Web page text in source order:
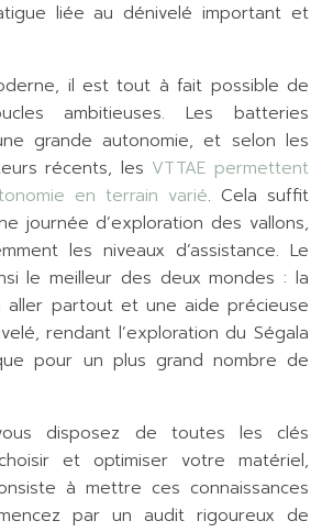
liée au dénivelé important et
il est tout à fait possible de
ambitieuses. Les batteries
grande autonomie, et selon les
récents, les VTTAE permettent
en terrain varié. Cela suffit
journée d’exploration des vallons,
les niveaux d’assistance. Le
le meilleur des deux mondes : la
aller partout et une aide précieuse
rendant l’exploration du Ségala
pour un plus grand nombre de
disposez de toutes les clés
et optimiser votre matériel,
à mettre ces connaissances
par un audit rigoureux de